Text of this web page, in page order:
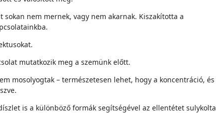
nem mernek, vagy nem akarnak. Kiszakította a
mutatkozik meg a szemünk előtt.
mosolyogtak – természetesen lehet, hogy a koncentráció, és
is a különböző formák segítségével az ellentétet sulykolta